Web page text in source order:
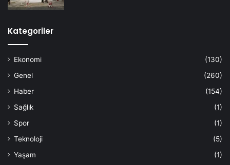
Kategoriler
Ekonomi
(130)
Genel
(260)
Haber
(154)
Sağlık
(1)
Spor
(1)
Teknoloji
(5)
Yaşam
(1)